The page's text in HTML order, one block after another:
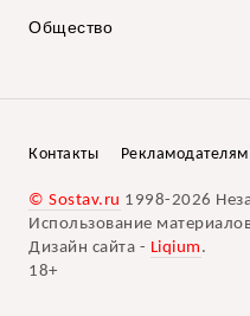
Общество
Контакты Рекламодателям
© Sostav.ru 1998-2026
Использование
Дизайн сайта - Liqium .
18+